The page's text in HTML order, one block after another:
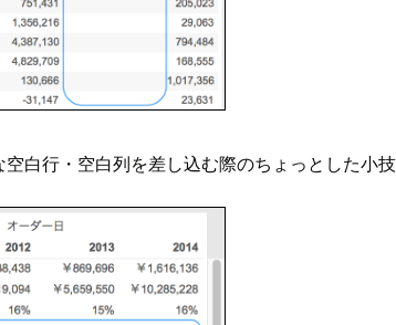
白行・空白列を差し込む際のちょっとした小